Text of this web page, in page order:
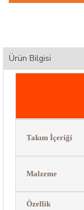
Ürün Bilgisi
Takım İçeriği
Malzeme
Özellik